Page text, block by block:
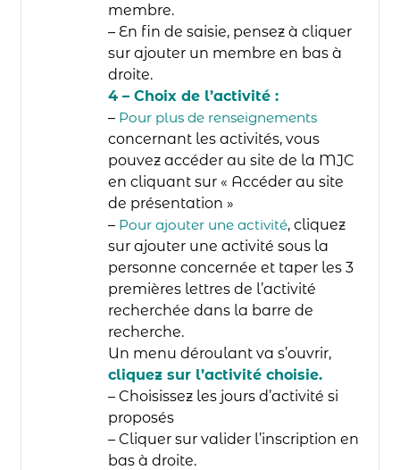
membre.
– En fin de saisie, pensez à cliquer
sur ajouter un membre en bas à
droite.
4 – Choix de l’activité :
– Pour plus de renseignements
concernant les activités, vous
pouvez accéder au site de la MJC
en cliquant sur « Accéder au site
de présentation »
– Pour ajouter une activité, cliquez
sur ajouter une activité sous la
personne concernée et taper les 3
premières lettres de l’activité
recherchée dans la barre de
recherche.
Un menu déroulant va s’ouvrir,
cliquez sur l’activité choisie.
– Choisissez les jours d’activité si
proposés
– Cliquer sur valider l’inscription en
bas à droite.